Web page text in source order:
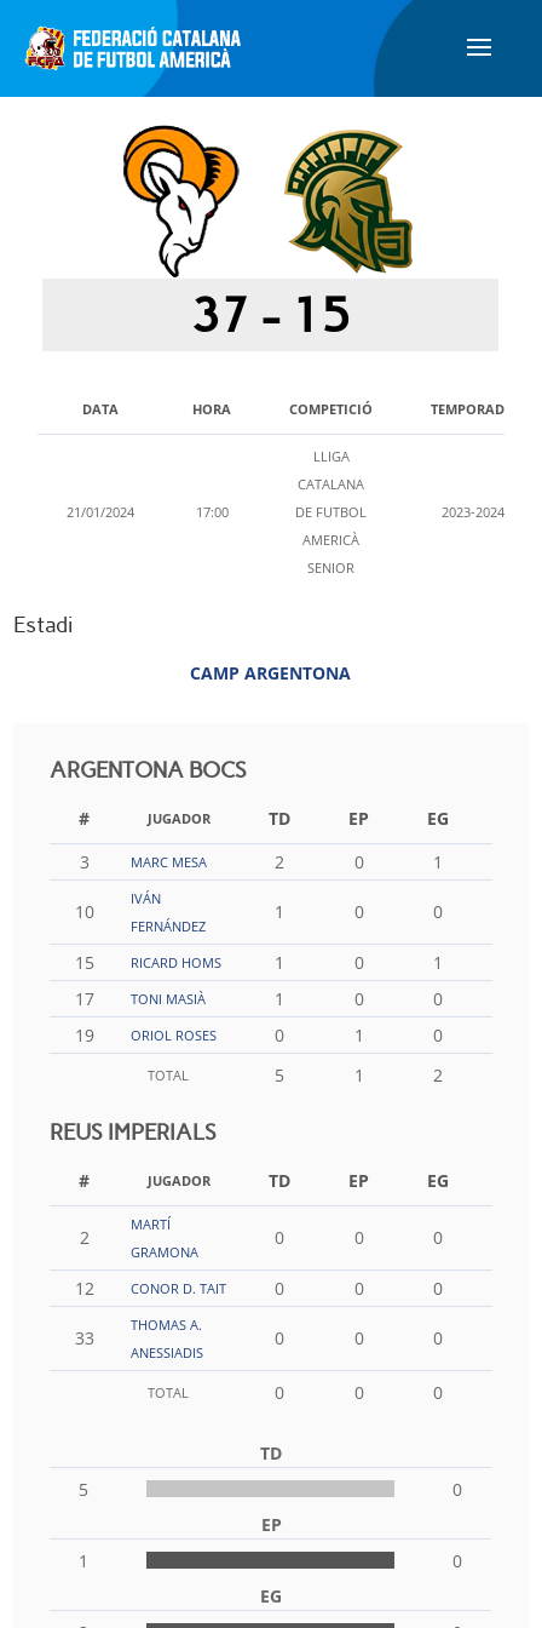
37 - 15
DATA HORA COMPETICIÓ TEMPORADA
21/01/2024 17:00
LLIGA
CATALANA
DE FUTBOL
AMERICÀ
SENIOR
2023-2024
Estadi
CAMP ARGENTONA
ARGENTONA BOCS
# JUGADOR TD EP EG
3
MARC MESA 2 0 1
10
IVÁN
FERNÁNDEZ
1 0 0
15 RICARD HOMS 1 0 1
17
TONI MASIÀ 1 0 0
19
ORIOL ROSES 0 1 0
TOTAL 5 1 2
REUS IMPERIALS
# JUGADOR TD EP EG
2
MARTÍ
GRAMONA
0 0 0
12 CONOR D. TAIT 0 0 0
33
THOMAS A.
ANESSIADIS
0 0 0
TOTAL 0 0 0
TD
5
0
EP
1
0
EG